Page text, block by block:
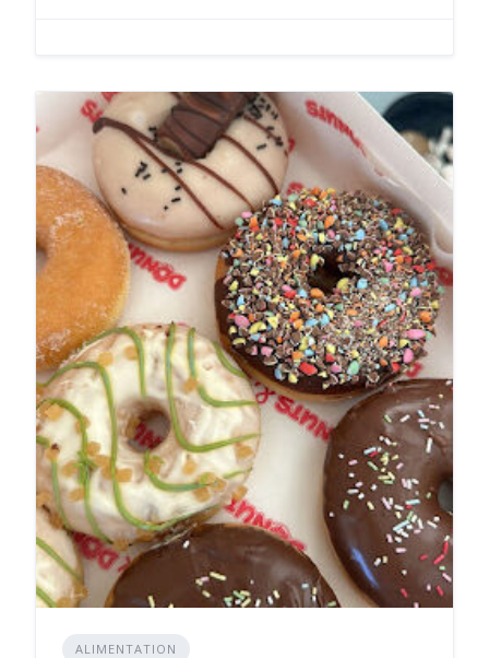
ALIMENTATION